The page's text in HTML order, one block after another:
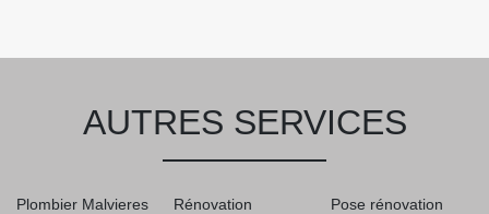
AUTRES SERVICES
Plombier Malvieres Rénovation Pose rénovation